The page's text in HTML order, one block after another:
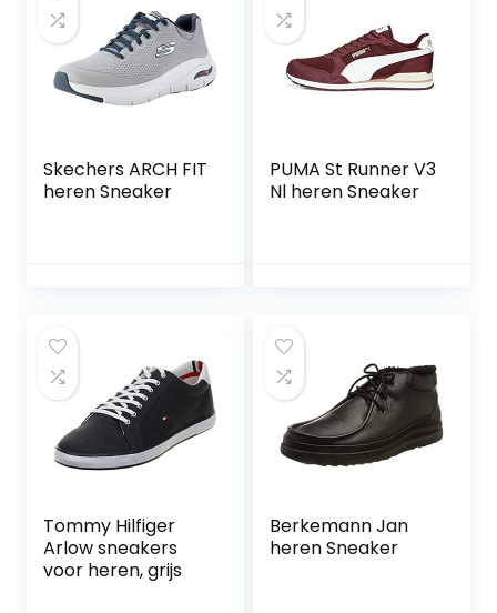
Skechers ARCH FIT
heren Sneaker
PUMA St Runner V3
Nl heren Sneaker
Tommy Hilfiger
Arlow sneakers
voor heren, grijs
Berkemann Jan
heren Sneaker